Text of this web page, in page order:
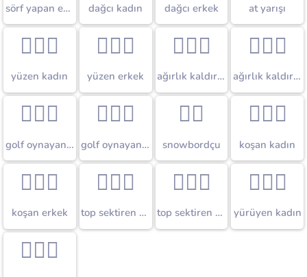
sörf yapan erkek dağcı kadın dağcı erkek at yarışı
🏊🏼‍♀️
yüzen kadın
🏊🏼‍♂️
yüzen erkek
🏋🏼‍♀️
ağırlık kaldıran kadın
🏋🏼‍♂️
ağırlık kaldıran erkek
🏌🏼‍♀️
golf oynayan kadın
🏌🏼‍♂️
golf oynayan erkek
🏂🏼
snowbordçu
🏃🏼‍♀️
koşan kadın
🏃🏼‍♂️
koşan erkek
⛹🏼‍♀️
top sektiren kadın
⛹🏼‍♂️
top sektiren erkek
🚶🏼‍♀️
yürüyen kadın
🚶🏼‍♂️